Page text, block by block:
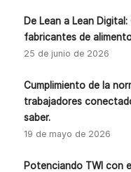
De Lean a Lean
fabricantes de
25 de junio de 2026
Cumplimiento de la
trabajadores
saber.
19 de mayo de 2026
Potenciando TWI con